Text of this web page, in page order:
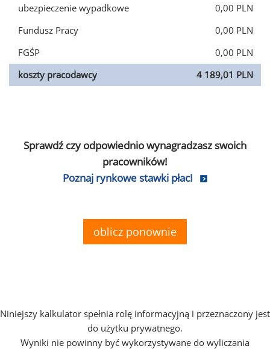
ubezpieczenie wypadkowe
0,00 PLN
Fundusz Pracy
0,00 PLN
FGŚP
0,00 PLN
koszty pracodawcy
4 189,01 PLN
Sprawdź czy odpowiednio wynagradzasz swoich
pracowników!
Poznaj rynkowe stawki płac!
oblicz ponownie
Niniejszy kalkulator spełnia rolę informacyjną i przeznaczony jest
do użytku prywatnego.
Wyniki nie powinny być wykorzystywane do wyliczania